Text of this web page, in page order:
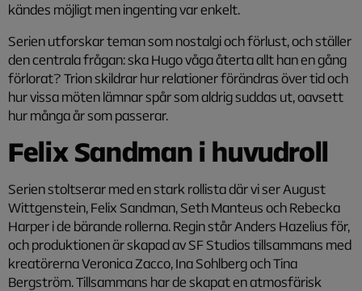
kändes möjligt men ingenting var enkelt.
Serien utforskar teman som nostalgi och förlust, och ställer
den centrala frågan: ska Hugo våga återta allt han en gång
förlorat? Trion skildrar hur relationer förändras över tid och
hur vissa möten lämnar spår som aldrig suddas ut, oavsett
hur många år som passerar.
Felix Sandman i huvudroll
Serien stoltserar med en stark rollista där vi ser August
Wittgenstein, Felix Sandman, Seth Manteus och Rebecka
Harper i de bärande rollerna. Regin står Anders Hazelius för,
och produktionen är skapad av SF Studios tillsammans med
kreatörerna Veronica Zacco, Ina Sohlberg och Tina
Bergström. Tillsammans har de skapat en atmosfärisk